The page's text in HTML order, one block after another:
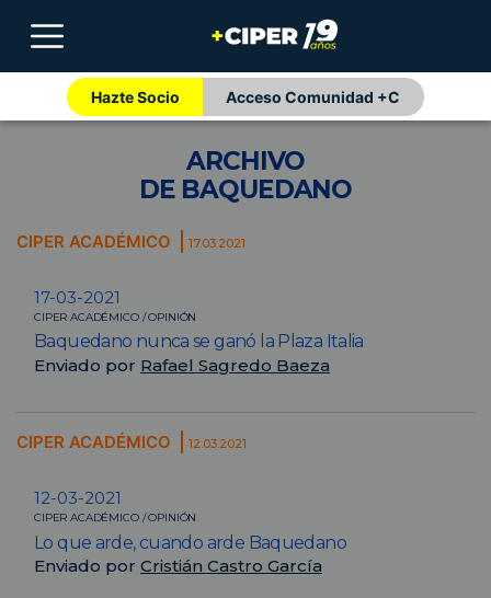
Hazte Socio Acceso Comunidad +C
ARCHIVO
DE BAQUEDANO
CIPER ACADÉMICO 17.03.2021
17-03-2021
CIPER ACADÉMICO / OPINIÓN
Baquedano nunca se ganó la Plaza Italia
Enviado por Rafael Sagredo Baeza
CIPER ACADÉMICO 12.03.2021
12-03-2021
CIPER ACADÉMICO / OPINIÓN
Lo que arde, cuando arde Baquedano
Enviado por Cristián Castro García